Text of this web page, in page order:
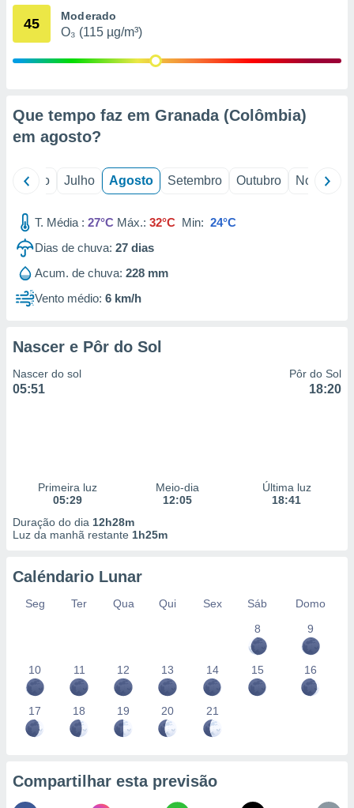
estudos
1199
45 Moderado
O₃ (115 µg/m³)
Que tempo faz em Granada (Colômbia)
em agosto?
Junho Julho Agosto Setembro Outubro Novembro
T. Média : 27°C Máx.: 32°C Min: 24°C
Dias de chuva: 27 dias
Acum. de chuva: 228 mm
Vento médio: 6 km/h
Nascer e Pôr do Sol
Nascer do sol
05:51
Pôr do Sol
18:20
Primeira luz
05:29
Meio-dia
12:05
Última luz
18:41
Duração do dia 12h28m
Luz da manhã restante 1h25m
Caléndario Lunar
Seg Ter Qua Qui Sex Sáb
Domo
8
9
10 11 12 13 14 15 16
17 18 19 20 21
Compartilhar esta previsão